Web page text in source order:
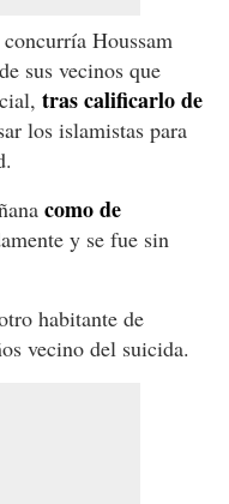
Houssam
sus vecinos que
tras calificarlo de
los islamistas para
como de
y se fue sin
habitante de
vecino del suicida.